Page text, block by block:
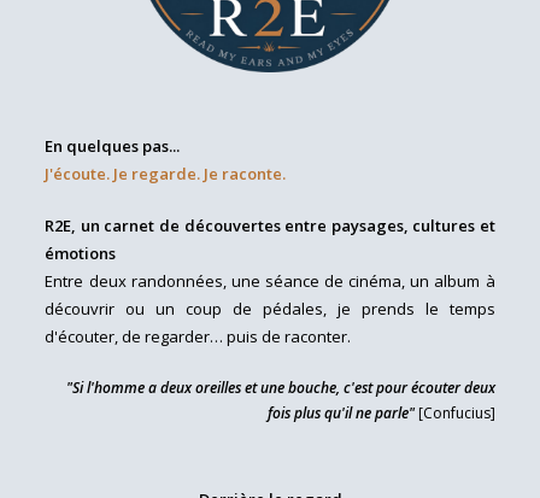
En quelques pas...
J'écoute. Je regarde. Je raconte.
R2E, un carnet de découvertes entre paysages, cultures et
émotions
Entre deux randonnées, une séance de cinéma, un album à
découvrir ou un coup de pédales, je prends le temps
d'écouter, de regarder… puis de raconter.
"Si l'homme a deux oreilles et une bouche, c'est pour écouter deux
fois plus qu'il ne parle"[Confucius]